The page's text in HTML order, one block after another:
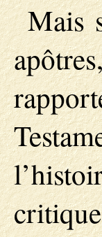
Mais